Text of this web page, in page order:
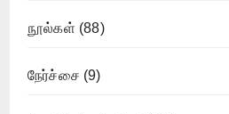
நூல்கள் (88)
நேர்ச்சை (9)